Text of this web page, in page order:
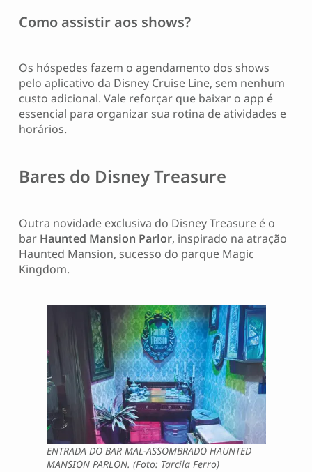
Como assistir aos shows?
Os hóspedes fazem o agendamento dos shows
pelo aplicativo da Disney Cruise Line, sem nenhum
custo adicional. Vale reforçar que baixar o app é
essencial para organizar sua rotina de atividades e
horários.
Bares do Disney Treasure
Outra novidade exclusiva do Disney Treasure é o
bar Haunted Mansion Parlor, inspirado na atração
Haunted Mansion, sucesso do parque Magic
Kingdom.
ENTRADA DO BAR MAL-ASSOMBRADO HAUNTED
MANSION PARLON. (Foto: Tarcila Ferro)